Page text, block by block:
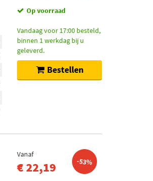
Op voorraad
Vandaag voor 17:00 besteld,
binnen 1 werkdag bij u
geleverd.
Bestellen
Vanaf
€ 22,19 -53%